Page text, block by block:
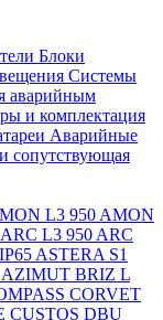
Блоки
Системы
аварийным
и комплектация
Аварийные
сопутствующая
L3 950 AMON
ARC L3 950 ARC
ASTERA S1
AZIMUT BRIZ L
CORVET
CUSTOS DBU